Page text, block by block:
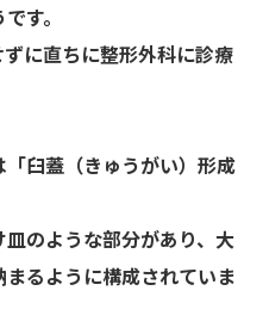
す。
に直ちに整形外科に診療
臼蓋（きゅうがい）形成
のような部分があり、大
るように構成されていま